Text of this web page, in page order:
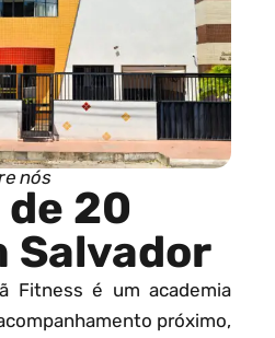
nós
de 20
Salvador
Fitness é um academia
próximo,